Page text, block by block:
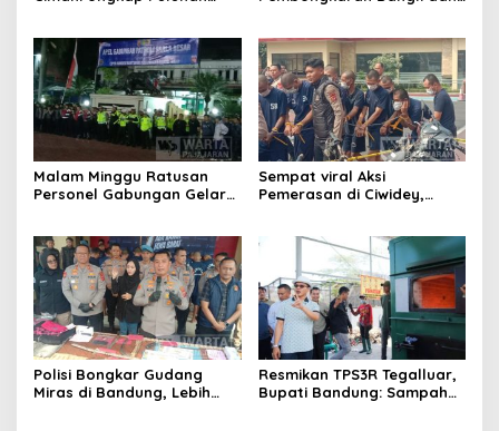
Malam Minggu Ratusan
Personel Gabungan Gelar
Sempat viral Aksi
Pemerasan di Ciwidey,
Polisi Bongkar Gudang
Miras di Bandung, Lebih
Resmikan TPS3R Tegalluar,
Bupati Bandung: Sampah